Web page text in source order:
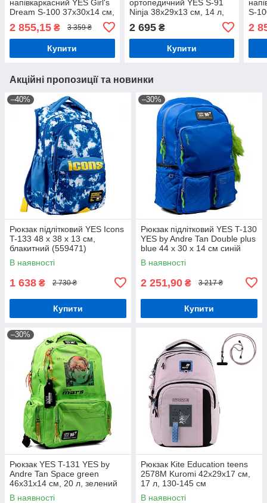
напівкаркасний YES Girl's
Dream S-100 37х30х14 см,
15,5 л, бузковий (559578)
2 855,15 ₴ 3 359 ₴
Купити
ортопедичний YES S-91
Ninja 38х29х13 см, 14 л,
2 695₴
Купити
S-
2
Акційні пропозиції та новинки
–40%
Рюкзак підлітковий YES Icons
T-133 48 х 38 х 13 см,
блакитний (559471)
В наявності
1 638 ₴ 2 730 ₴
Купити
–30%
Рюкзак підлітковий YES T-130
YES by Andre Tan Double plus
blue 44 x 30 x 14 см синій
(559048)
В наявності
2 251,90 ₴ 3 217 ₴
Купити
–30%
Рюкзак YES T-131 YES by
Andre Tan Space green
46х31х14 см, 20 л, зелений
(559049)
В наявності
Рюкзак Kite Education teens
2578M Kuromi 42x29x17 см,
17 л, 130-145 см
В наявності